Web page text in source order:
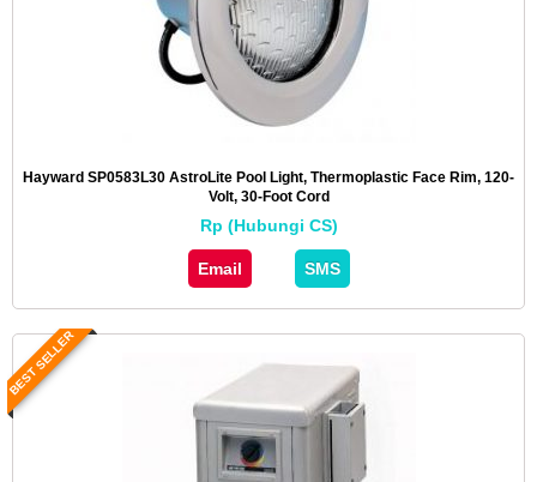
Hayward SP0583L30 AstroLite Pool Light, Thermoplastic Face Rim, 120-
Volt, 30-Foot Cord
Rp (Hubungi CS)
Email SMS
BEST SELLER